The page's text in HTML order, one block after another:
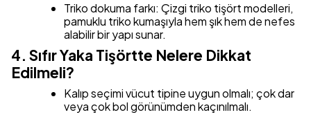
Triko dokuma farkı: Çizgi triko tişört modelleri,
pamuklu triko kumaşıyla hem şık hem de nefes
alabilir bir yapı sunar.
4. Sıfır Yaka Tişörtte Nelere Dikkat
Edilmeli?
Kalıp seçimi vücut tipine uygun olmalı; çok dar
veya çok bol görünümden kaçınılmalı.